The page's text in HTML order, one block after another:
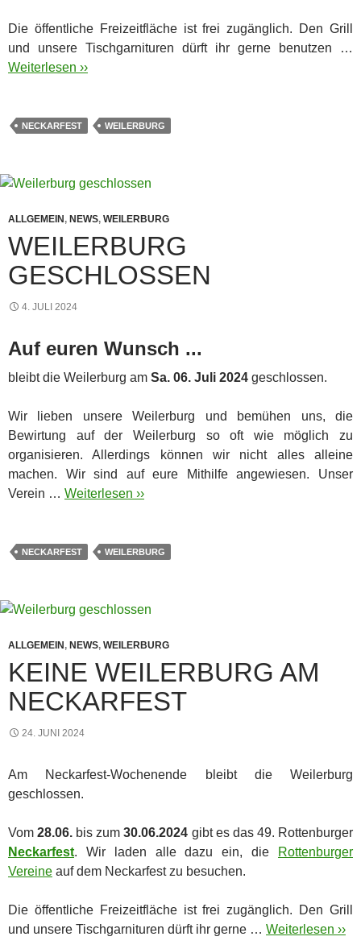
Die öffentliche Freizeitfläche ist frei zugänglich. Den Grill
und unsere Tischgarnituren dürft ihr gerne benutzen …
Weiterlesen ››
NECKARFEST WEILERBURG
ALLGEMEIN, NEWS, WEILERBURG
WEILERBURG
GESCHLOSSEN
4. JULI 2024
Auf euren Wunsch ...
bleibt die Weilerburg am Sa. 06. Juli 2024 geschlossen.
Wir lieben unsere Weilerburg und bemühen uns, die
Bewirtung auf der Weilerburg so oft wie möglich zu
organisieren. Allerdings können wir nicht alles alleine
machen. Wir sind auf eure Mithilfe angewiesen. Unser
Verein … Weiterlesen ››
NECKARFEST WEILERBURG
ALLGEMEIN, NEWS, WEILERBURG
KEINE WEILERBURG AM
NECKARFEST
24. JUNI 2024
Am Neckarfest-Wochenende bleibt die Weilerburg
geschlossen.
Vom28.06. bis zum30.06.2024 gibt es das 49. Rottenburger
Neckarfest. Wir laden alle dazu ein, die
Rottenburger
Vereine auf dem Neckarfest zu besuchen.
Die öffentliche Freizeitfläche ist frei zugänglich. Den Grill
und unsere Tischgarnituren dürft ihr gerne … Weiterlesen ››